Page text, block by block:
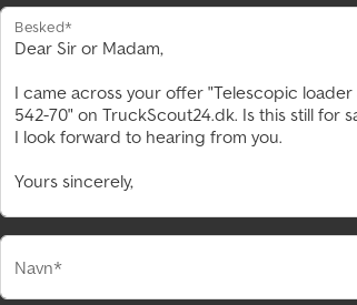
Besked*
Navn*